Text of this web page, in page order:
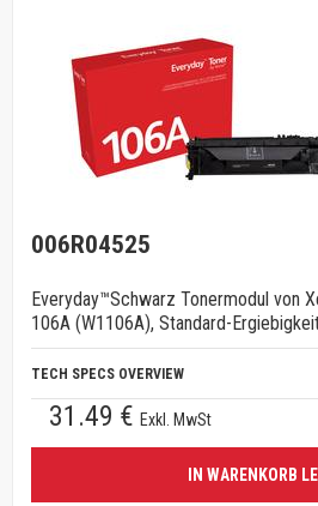
006R04525
Everyday™Schwarz Tonermodul von
106A (W1106A), Standard-
TECH SPECS OVERVIEW
31.49 € Exkl. MwSt
IN WARENKORB